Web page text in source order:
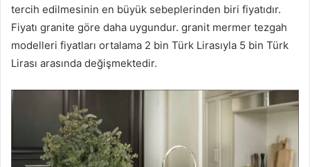
tercih edilmesinin en büyük sebeplerinden biri fiyatıdır.
Fiyatı granite göre daha uygundur. granit mermer tezgah
modelleri fiyatları ortalama 2 bin Türk Lirasıyla 5 bin Türk
Lirası arasında değişmektedir.